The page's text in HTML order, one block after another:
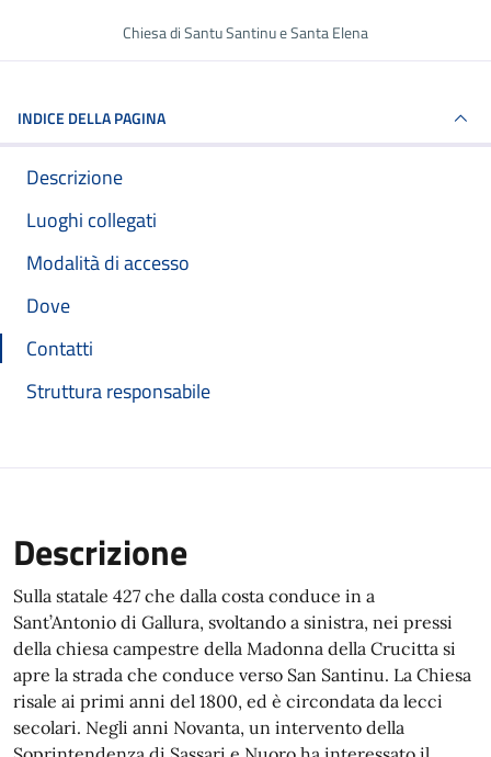
Chiesa di Santu Santinu e Santa Elena
INDICE DELLA PAGINA
Descrizione
Luoghi collegati
Modalità di accesso
Dove
Contatti
Struttura responsabile
Descrizione
Sulla statale 427 che dalla costa conduce in a
Sant’Antonio di Gallura, svoltando a sinistra, nei pressi
della chiesa campestre della Madonna della Crucitta si
apre la strada che conduce verso San Santinu. La Chiesa
risale ai primi anni del 1800, ed è circondata da lecci
secolari. Negli anni Novanta, un intervento della